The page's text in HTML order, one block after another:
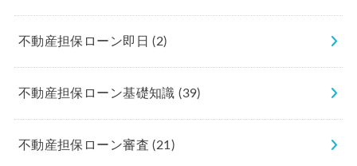
不動産担保ローン即日(2)
不動産担保ローン基礎知識(39)
不動産担保ローン審査(21)